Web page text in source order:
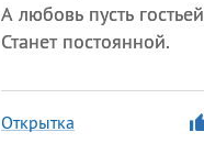
А любовь пусть гостьей
Станет постоянной.
Открытка